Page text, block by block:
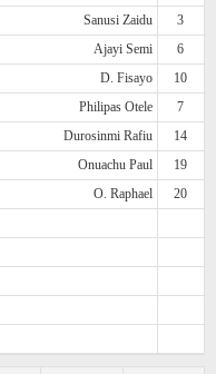
Sanusi Zaidu
3
Ajayi Semi
6
D. Fisayo
10
Philipas Otele
7
Durosinmi Rafiu
14
Onuachu Paul
19
O. Raphael
20